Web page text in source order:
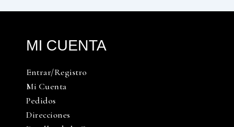
MI CUENTA
Entrar/Registro
Mi Cuenta
Pedidos
Direcciones